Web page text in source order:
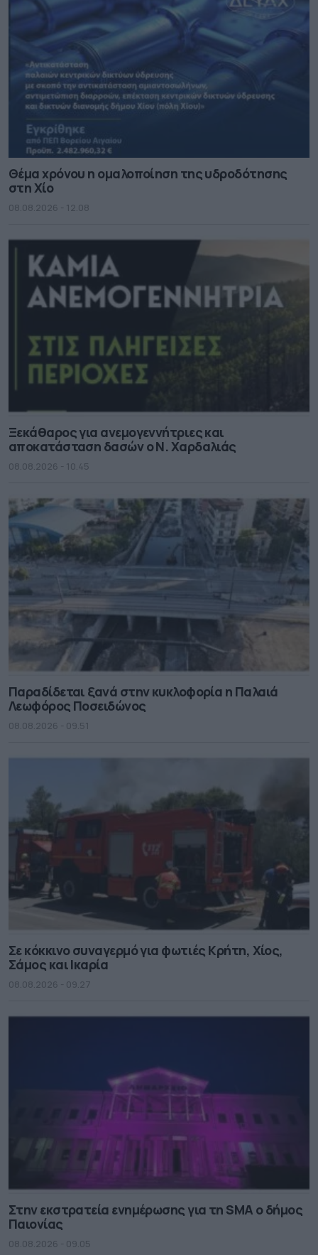
Θέμα χρόνου η ομαλοποίηση της υδροδότησης
στη Χίο
08.08.2026 - 12.08
Ξεκάθαρος για ανεμογεννήτριες και
αποκατάσταση δασών ο Ν. Χαρδαλιάς
08.08.2026 - 10.45
Παραδίδεται ξανά στην κυκλοφορία η Παλαιά
Λεωφόρος Ποσειδώνος
08.08.2026 - 09.51
Σε κόκκινο συναγερμό για φωτιές Κρήτη, Χίος,
Σάμος και Ικαρία
08.08.2026 - 09.27
Στην εκστρατεία ενημέρωσης για τη SMA ο δήμος
Παιονίας
08.08.2026 - 09.05